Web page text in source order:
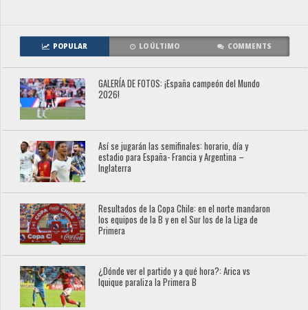
POPULAR LO ÚLTIMO COMMENTS
GALERÍA DE FOTOS: ¡España campeón del Mundo
2026!
Así se jugarán las semifinales: horario, día y
estadio para España- Francia y Argentina –
Inglaterra
Resultados de la Copa Chile: en el norte mandaron
los equipos de la B y en el Sur los de la Liga de
Primera
¿Dónde ver el partido y a qué hora?: Arica vs
Iquique paraliza la Primera B